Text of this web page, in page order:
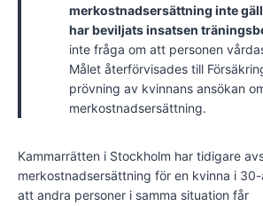
merkostnadsersättning inte
har beviljats insatsen
inte fråga om att personen
Målet återförvisades till
prövning av kvinnans ansökan
merkostnadsersättning.
Kammarrätten i Stockholm har tidigare
merkostnadsersättning för en kvinna i
att andra personer i samma situation får